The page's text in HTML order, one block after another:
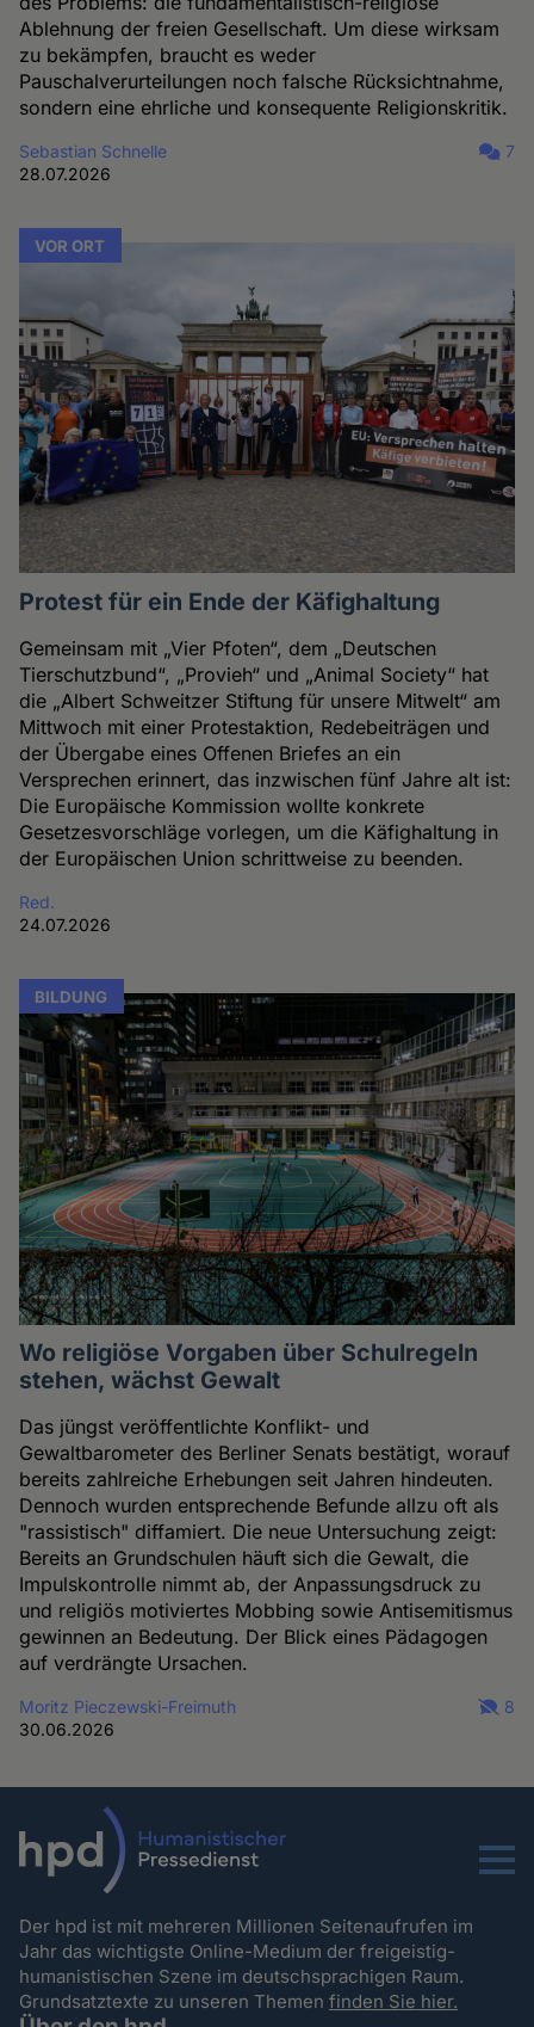
Ablehnung der freien Gesellschaft. Um diese wirksam
zu bekämpfen, braucht es weder
Pauschalverurteilungen noch falsche Rücksichtnahme,
sondern eine ehrliche und konsequente Religionskritik.
Sebastian Schnelle
28.07.2026
7
VOR ORT
Protest für ein Ende der Käfighaltung
Gemeinsam mit „Vier Pfoten“, dem „Deutschen
Tierschutzbund“, „Provieh“ und „Animal Society“ hat
die „Albert Schweitzer Stiftung für unsere Mitwelt“ am
Mittwoch mit einer Protestaktion, Redebeiträgen und
der Übergabe eines Offenen Briefes an ein
Versprechen erinnert, das inzwischen fünf Jahre alt ist:
Die Europäische Kommission wollte konkrete
Gesetzesvorschläge vorlegen, um die Käfighaltung in
der Europäischen Union schrittweise zu beenden.
Red.
24.07.2026
BILDUNG
Wo religiöse Vorgaben über Schulregeln
stehen, wächst Gewalt
Das jüngst veröffentlichte Konflikt- und
Gewaltbarometer des Berliner Senats bestätigt, worauf
bereits zahlreiche Erhebungen seit Jahren hindeuten.
Dennoch wurden entsprechende Befunde allzu oft als
"rassistisch" diffamiert. Die neue Untersuchung zeigt:
Bereits an Grundschulen häuft sich die Gewalt, die
Impulskontrolle nimmt ab, der Anpassungsdruck zu
und religiös motiviertes Mobbing sowie Antisemitismus
gewinnen an Bedeutung. Der Blick eines Pädagogen
auf verdrängte Ursachen.
Moritz Pieczewski-Freimuth
30.06.2026
8
Menu
Der hpd ist mit mehreren Millionen Seitenaufrufen im
Jahr das wichtigste Online-Medium der freigeistig-
humanistischen Szene im deutschsprachigen Raum.
Grundsatztexte zu unseren Themenfinden Sie hier.